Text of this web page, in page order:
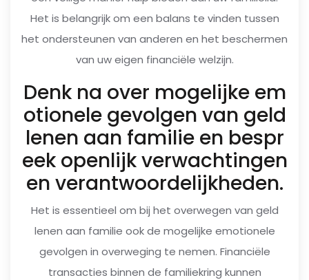
Het is belangrijk om een balans te vinden tussen
het ondersteunen van anderen en het beschermen
van uw eigen financiële welzijn.
Denk na over mogelijke em
otionele gevolgen van geld
lenen aan familie en bespr
eek openlijk verwachtingen
en verantwoordelijkheden.
Het is essentieel om bij het overwegen van geld
lenen aan familie ook de mogelijke emotionele
gevolgen in overweging te nemen. Financiële
transacties binnen de familiekring kunnen